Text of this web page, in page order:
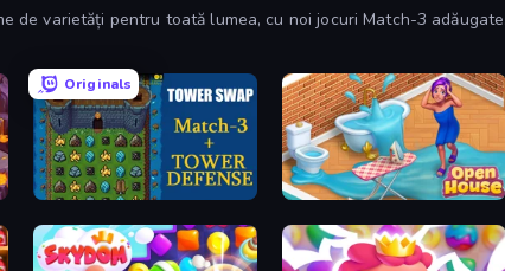
de varietăți pentru toată lumea, cu noi jocuri Match-3 adăugate
Originals
Tower Swap Open House